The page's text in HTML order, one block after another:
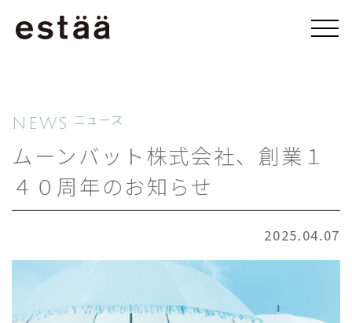
NEWS ニュース
ムーンバット株式会社、創業１
４０周年のお知らせ
2025.04.07